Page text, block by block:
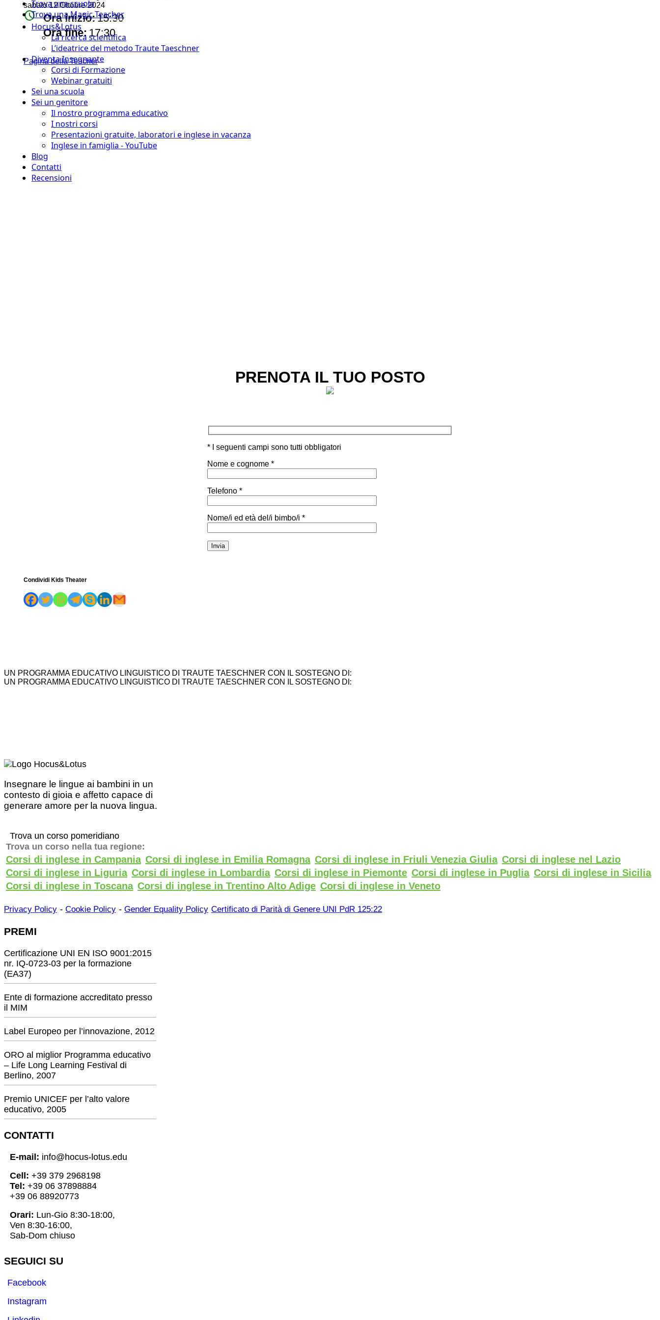
Trova una scuola
Trova una Magic Teacher
Hocus&Lotus
La ricerca scientifica
L’ideatrice del metodo Traute Taeschner
Diventa Insegnante
Corsi di Formazione
Webinar gratuiti
Sei una scuola
Sei un genitore
Il nostro programma educativo
I nostri corsi
Presentazioni gratuite, laboratori e inglese in vacanza
Inglese in famiglia - YouTube
Blog
Contatti
Recensioni
sabato 12 Ottobre 2024
watch_later Ora inizio:15:30
timer Ora fine: 17:30
Pagina della Teacher
PRENOTA IL TUO POSTO
* I seguenti campi sono tutti obbligatori
Nome e cognome *
Telefono *
Nome/i ed età del/i bimbo/i *
Condividi Kids Theater
UN PROGRAMMA EDUCATIVO LINGUISTICO DI TRAUTE TAESCHNER CON IL SOSTEGNO DI:
UN PROGRAMMA EDUCATIVO LINGUISTICO DI TRAUTE TAESCHNER CON IL SOSTEGNO DI:
Insegnare le lingue ai bambini in un
contesto di gioia e affetto capace di
generare amore per la nuova lingua.
Trova un corso pomeridiano
Trova un corso nella tua regione:
Corsi di inglese in Campania Corsi di inglese in Emilia Romagna Corsi di inglese in Friuli Venezia Giulia Corsi di inglese nel Lazio
Corsi di inglese in Liguria Corsi di inglese in Lombardia Corsi di inglese in Piemonte Corsi di inglese in Puglia Corsi di inglese in Sicilia
Corsi di inglese in Toscana Corsi di inglese in Trentino Alto Adige Corsi di inglese in Veneto
Privacy Policy - Cookie Policy - Gender Equality Policy Certificato di Parità di Genere UNI PdR 125:22
PREMI
Certificazione UNI EN ISO 9001:2015
nr. IQ-0723-03 per la formazione
(EA37)
Ente di formazione accreditato presso
il MIM
Label Europeo per l’innovazione, 2012
ORO al miglior Programma educativo
– Life Long Learning Festival di
Berlino, 2007
Premio UNICEF per l’alto valore
educativo, 2005
CONTATTI
E-mail: info@hocus-lotus.edu
Cell: +39 379 2968198
Tel: +39 06 37898884
+39 06 88920773
Orari: Lun-Gio 8:30-18:00,
Ven 8:30-16:00,
Sab-Dom chiuso
SEGUICI SU
Facebook
Instagram